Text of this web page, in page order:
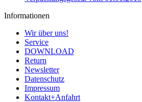
Informationen
Wir über uns!
Service
DOWNLOAD
Return
Newsletter
Datenschutz
Impressum
Kontakt+Anfahrt